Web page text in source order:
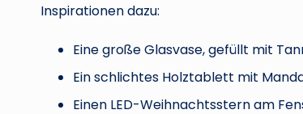
Inspirationen dazu:
Eine große Glasvase, gefüllt mit
Ein schlichtes Holztablett mit
Einen LED-Weihnachtsstern am